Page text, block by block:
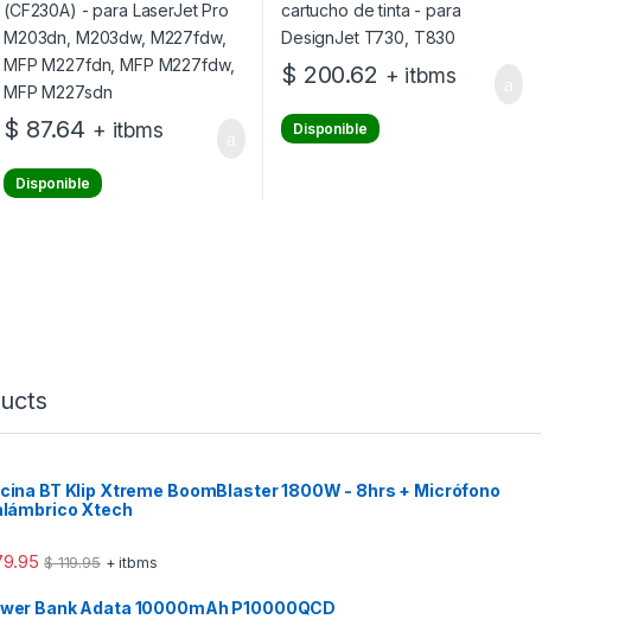
MFP M227fdw, MFP
M227sdn
$ 87.64 + itbms
Disponible
$ 200.62 + itbms
Disponible
BT Klip Xtreme BoomBlaster 1800W - 8hrs + Micrófono
Xtech
$119.95 + itbms
Bank Adata 10000mAh P10000QCD